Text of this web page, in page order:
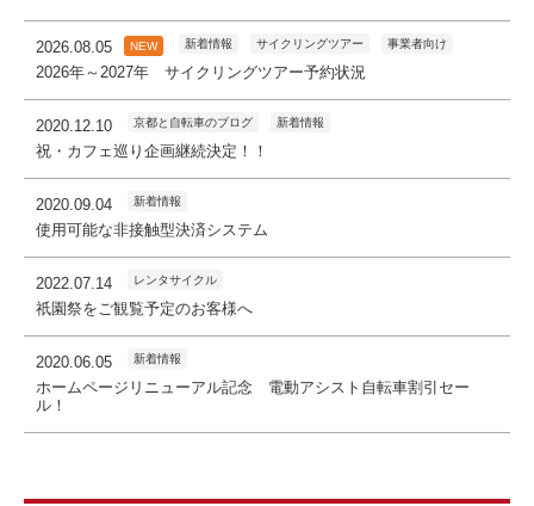
2026.08.05 NEW 新着情報 サイクリングツアー 事業者向け
2026年～2027年 サイクリングツアー予約状況
2020.12.10 京都と自転車のブログ 新着情報
祝・カフェ巡り企画継続決定！！
2020.09.04 新着情報
使用可能な非接触型決済システム
2022.07.14 レンタサイクル
祇園祭をご観覧予定のお客様へ
2020.06.05 新着情報
ホームページリニューアル記念 電動アシスト自転車割引セー
ル！